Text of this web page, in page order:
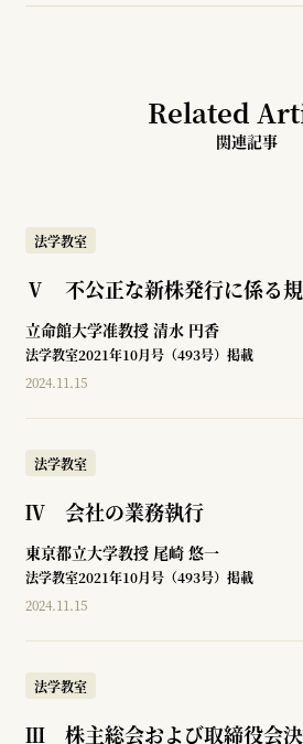
Related
関連記事
法学教室
Ⅴ 不公正な新株発行に係る
立命館大学准教授 清水 円香
法学教室2021年10月号（493号）掲載
2024.11.15
法学教室
Ⅳ 会社の業務執行
東京都立大学教授 尾崎 悠一
法学教室2021年10月号（493号）掲載
2024.11.15
法学教室
Ⅲ 株主総会および取締役会決